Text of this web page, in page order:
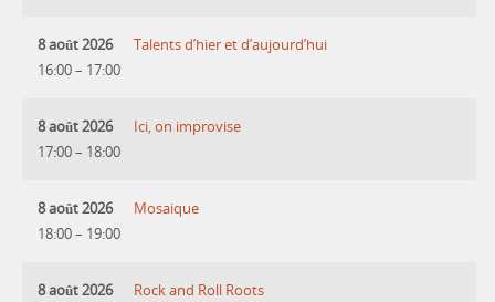
8 août 2026
16:00– 17:00
Talents d’hier et d’aujourd’hui
8 août 2026
17:00– 18:00
Ici, on improvise
8 août 2026
18:00– 19:00
Mosaique
8 août 2026
Rock and Roll Roots